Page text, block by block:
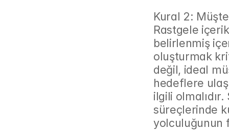
Kural 2:
Rastgele
belirlenmiş
oluşturmak
değil, ideal
hedeflere
ilgili
süreçlerinde
yolculuğunun